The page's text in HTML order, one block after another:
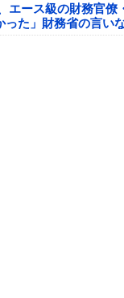
エース級の財務官僚
った」財務省の言い